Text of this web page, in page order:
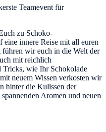
Teamevent für
zu Schoko-
eine innere Reise mit all euren
wir euch in die Welt der
mit reichlich
Tricks, wie Ihr Schokolade
neuem Wissen verkosten wir
hinter die Kulissen der
Aromen und neuen